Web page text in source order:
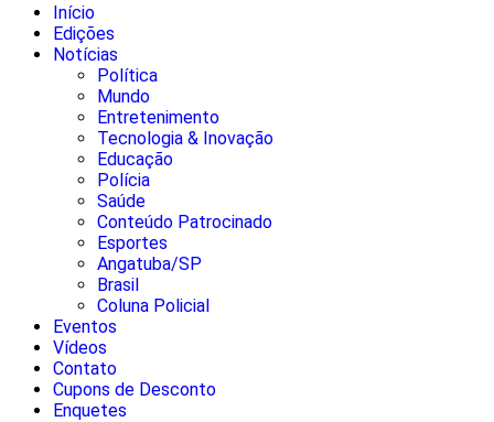
Início
Edições
Notícias
Política
Mundo
Entretenimento
Tecnologia & Inovação
Educação
Polícia
Saúde
Conteúdo Patrocinado
Esportes
Angatuba/SP
Brasil
Coluna Policial
Eventos
Vídeos
Contato
Cupons de Desconto
Enquetes